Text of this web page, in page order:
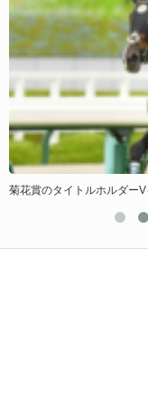
菊花賞のタイトルホルダー